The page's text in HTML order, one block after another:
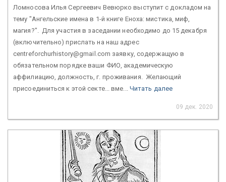
Ломносова Илья Сергеевич Вевюрко выступит с докладом на
тему "Ангельские имена в 1-й книге Еноха: мистика, миф,
магия?". Для участия в заседании необходимо до 15 декабря
(включительно) прислать на наш адрес
centreforchurhistory@gmail.com заявку, содержащую в
обязательном порядке ваши ФИО, академическую
аффилиацию, должность, г. проживания. Желающий
присоединиться к этой секте... вме... Читать далее
09 дек. 2020